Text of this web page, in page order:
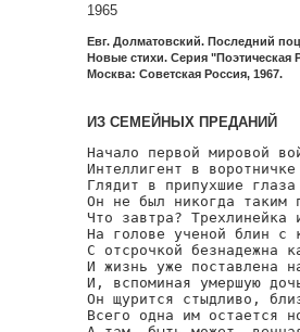
1965
Евг. Долматовский. Последний
Новые стихи. Серия "Поэтическая
Москва: Советская Россия, 1967.
ИЗ СЕМЕЙНЫХ ПРЕДАНИЙ
Начало первой мировой
Интеллигент в
Глядит в припухшие
Он не был никогда таким
Что завтра? Трехлинейка
На голове ученой блин с
С отсрочкой безнадежна
И жизнь уже поставлена
И, вспоминая умершую
Он щурится стыдливо,
Всего одна им остается